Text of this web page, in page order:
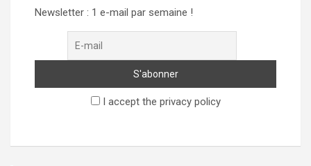
Newsletter : 1 e-mail par semaine !
I accept the privacy policy